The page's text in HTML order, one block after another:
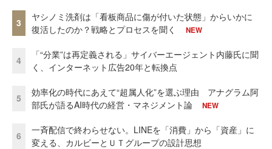
3
ヤシノミ洗剤は「看板商品に傷が付いた状態」からいかに
復活したのか？戦略とプロセスを聞く
NEW
4
「“分業”は再定義される」サイバーエージェント内藤氏に聞
く、インターネット広告20年と転換点
5
効率化の時代にあえて“超属人化”を選ぶ理由 アナグラム阿
部氏が語るAI時代の経営・マネジメント論
NEW
6
一斉配信で終わらせない。LINEを「消費」から「資産」に
変える、カルビーとＵＴグループの設計思想